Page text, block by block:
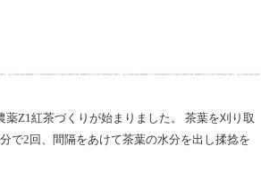
Z1紅茶づくりが始まりました。 茶葉を刈り取
で2回、間隔をあけて茶葉の水分を出し揉捻を